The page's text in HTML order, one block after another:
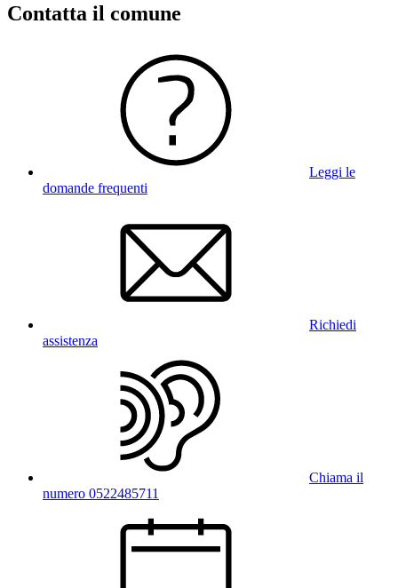
Contatta il comune
Leggi le
domande frequenti
Richiedi
assistenza
Chiama il
numero 0522485711